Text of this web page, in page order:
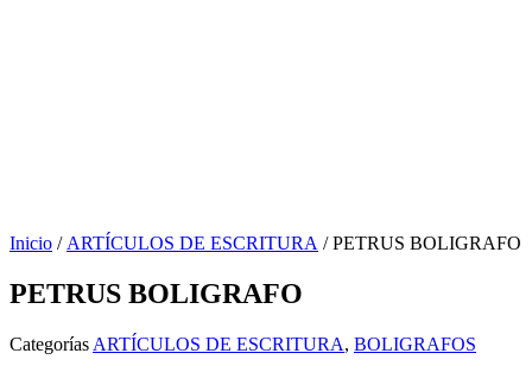
Inicio / ARTÍCULOS DE ESCRITURA / PETRUS BOLIGRAFO
PETRUS BOLIGRAFO
Categorías ARTÍCULOS DE ESCRITURA, BOLIGRAFOS